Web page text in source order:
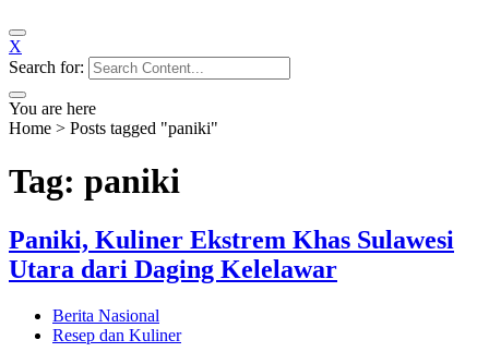
X
Search for:
You are here
Home > Posts tagged "paniki"
Tag: paniki
Paniki, Kuliner Ekstrem Khas Sulawesi
Utara dari Daging Kelelawar
Berita Nasional
Resep dan Kuliner